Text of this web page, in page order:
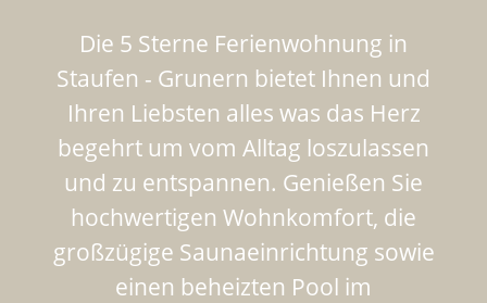
Die 5 Sterne Ferienwohnung in
Staufen - Grunern bietet Ihnen und
Ihren Liebsten alles was das Herz
begehrt um vom Alltag loszulassen
und zu entspannen. Genießen Sie
hochwertigen Wohnkomfort, die
großzügige Saunaeinrichtung sowie
einen beheizten Pool im